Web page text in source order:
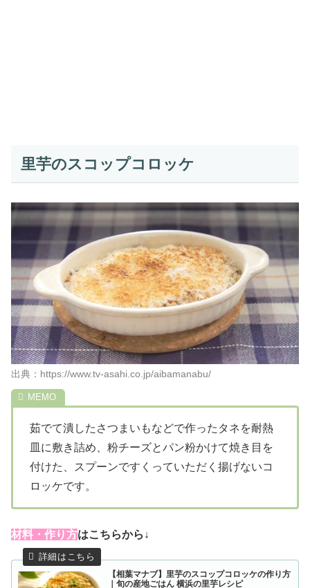
里芋のスコップコロッケ
出典：https://www.tv-asahi.co.jp/aibamanabu/
茹でて潰したさつまいもなどで作ったタネを耐熱
皿に敷き詰め、粉チーズとパン粉かけて焼き目を
付けた、スプーンですくっていただく揚げないコ
ロッケです。
材料・作り方はこちらから↓
【相葉マナブ】里芋のスコップコロッケの作り方
｜旬の産地ごはん 横浜の里芋レシピ